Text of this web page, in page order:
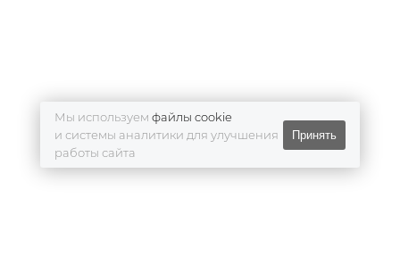
Мы используем файлы cookie
и системы аналитики для улучшения
работы сайта
Принять